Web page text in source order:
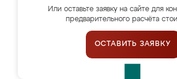
Или оставьте заявку на сайте для
предварительного расчёта
ОСТАВИТЬ ЗАЯВКУ